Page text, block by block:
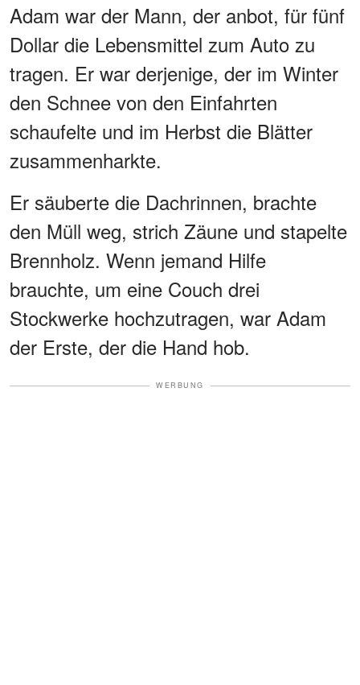
Adam war der Mann, der anbot, für fünf
Dollar die Lebensmittel zum Auto zu
tragen. Er war derjenige, der im Winter
den Schnee von den Einfahrten
schaufelte und im Herbst die Blätter
zusammenharkte.
Er säuberte die Dachrinnen, brachte
den Müll weg, strich Zäune und stapelte
Brennholz. Wenn jemand Hilfe
brauchte, um eine Couch drei
Stockwerke hochzutragen, war Adam
der Erste, der die Hand hob.
WERBUNG